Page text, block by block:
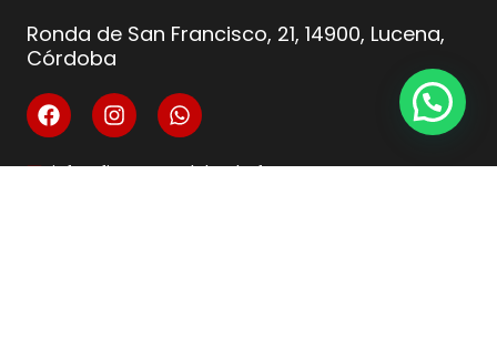
Ronda de San Francisco, 21, 14900, Lucena,
Córdoba
info@fitnesscordoba-bzf.es